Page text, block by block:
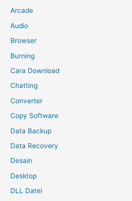
Arcade
Audio
Browser
Burning
Cara Download
Chatting
Converter
Copy Software
Data Backup
Data Recovery
Desain
Desktop
DLL Datei